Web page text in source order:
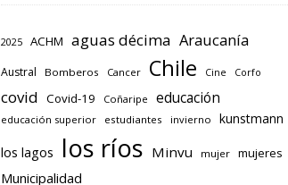
2025 ACHM aguas décima Araucanía
Austral Bomberos Cancer Chile Cine Corfo
covid Covid-19 Coñaripe educación
educación superior estudiantes invierno kunstmann
los lagos los ríos Minvu mujer mujeres
Municipalidad